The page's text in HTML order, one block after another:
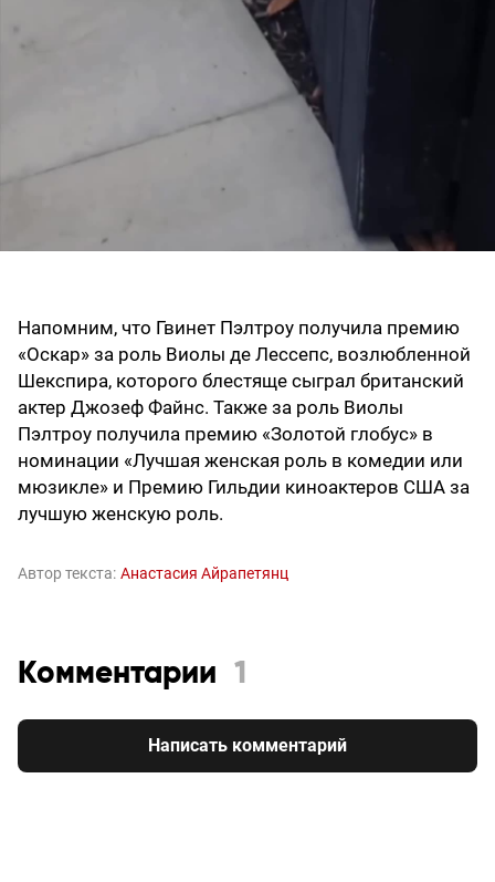
Напомним, что Гвинет Пэлтроу получила премию
«Оскар» за роль Виолы де Лессепс, возлюбленной
Шекспира, которого блестяще сыграл британский
актер Джозеф Файнс. Также за роль Виолы
Пэлтроу получила премию «Золотой глобус» в
номинации «Лучшая женская роль в комедии или
мюзикле» и Премию Гильдии киноактеров США за
лучшую женскую роль.
Автор текста: Анастасия Айрапетянц
Комментарии 1
Написать комментарий